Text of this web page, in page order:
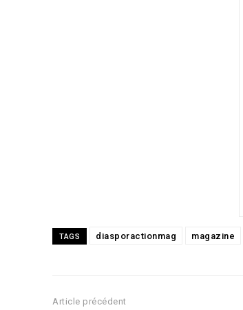
TAGS diasporactionmag magazine
Article précédent